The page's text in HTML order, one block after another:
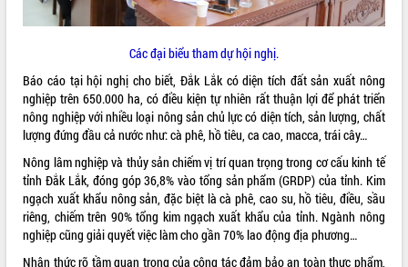
Các đại biểu tham dự hội nghị.
Báo cáo tại hội nghị cho biết, Đắk Lắk có diện tích đất sản xuất nông
nghiệp trên 650.000 ha, có điều kiện tự nhiên rất thuận lợi để phát triển
nông nghiệp với nhiều loại nông sản chủ lực có diện tích, sản lượng, chất
lượng đứng đầu cả nước như: cà phê, hồ tiêu, ca cao, macca, trái cây…
Nông lâm nghiệp và thủy sản chiếm vị trí quan trọng trong cơ cấu kinh tế
tỉnh Đắk Lắk, đóng góp 36,8% vào tổng sản phẩm (GRDP) của tỉnh. Kim
ngạch xuất khẩu nông sản, đặc biệt là cà phê, cao su, hồ tiêu, điều, sầu
riêng, chiếm trên 90% tổng kim ngạch xuất khẩu của tỉnh. Ngành nông
nghiệp cũng giải quyết việc làm cho gần 70% lao động địa phương…
Nhận thức rõ tầm quan trọng của công tác đảm bảo an toàn thực phẩm,